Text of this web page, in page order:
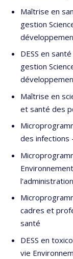
Maîtrise en
gestion
DESS en
gestion
Maîtrise en
et santé des
des infections
cadres et
santé
DESS en
vie